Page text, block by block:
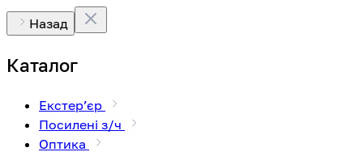
Назад
Каталог
Екстерʼєр
Посилені з/ч
Оптика